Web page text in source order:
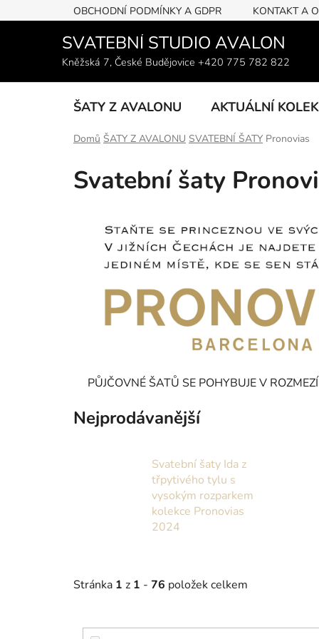
na
OBCHODNÍ PODMÍNKY A GDPR KONTAKT A
SVATEBNÍ STUDIO AVALON
Kněžská 7, České Budějovice +420 775 782 822
ŠATY Z AVALONU AKTUÁLNÍ
Domů ŠATY Z AVALONU SVATEBNÍ ŠATY Pronovias
Svatební šaty
PŮJČOVNÉ ŠATŮ SE POHYBUJE V
Nejprodávanější
Svatební šaty Ida z
třpytivého tylu s
vysokým rozparkem
kolekce Pronovias
2024
Stránka 1 z 1 - 76 položek celkem